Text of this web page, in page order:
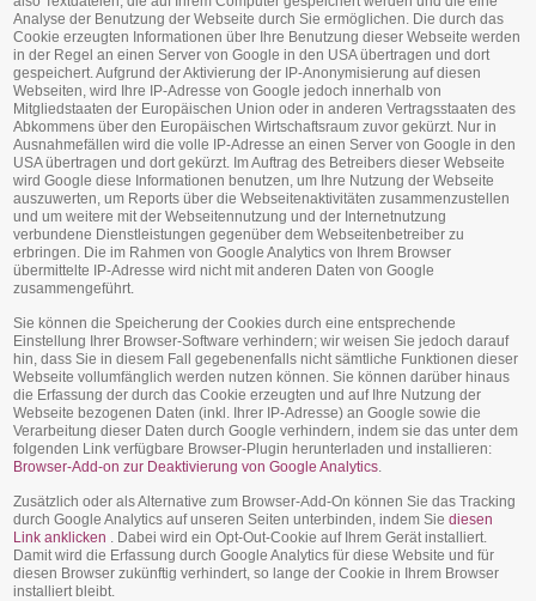
Analyse der Benutzung der Webseite durch Sie ermöglichen. Die durch das
Cookie erzeugten Informationen über Ihre Benutzung dieser Webseite werden
in der Regel an einen Server von Google in den USA übertragen und dort
gespeichert. Aufgrund der Aktivierung der IP-Anonymisierung auf diesen
Webseiten, wird Ihre IP-Adresse von Google jedoch innerhalb von
Mitgliedstaaten der Europäischen Union oder in anderen Vertragsstaaten des
Abkommens über den Europäischen Wirtschaftsraum zuvor gekürzt. Nur in
Ausnahmefällen wird die volle IP-Adresse an einen Server von Google in den
USA übertragen und dort gekürzt. Im Auftrag des Betreibers dieser Webseite
wird Google diese Informationen benutzen, um Ihre Nutzung der Webseite
auszuwerten, um Reports über die Webseitenaktivitäten zusammenzustellen
und um weitere mit der Webseitennutzung und der Internetnutzung
verbundene Dienstleistungen gegenüber dem Webseitenbetreiber zu
erbringen. Die im Rahmen von Google Analytics von Ihrem Browser
übermittelte IP-Adresse wird nicht mit anderen Daten von Google
zusammengeführt.
Sie können die Speicherung der Cookies durch eine entsprechende
Einstellung Ihrer Browser-Software verhindern; wir weisen Sie jedoch darauf
hin, dass Sie in diesem Fall gegebenenfalls nicht sämtliche Funktionen dieser
Webseite vollumfänglich werden nutzen können. Sie können darüber hinaus
die Erfassung der durch das Cookie erzeugten und auf Ihre Nutzung der
Webseite bezogenen Daten (inkl. Ihrer IP-Adresse) an Google sowie die
Verarbeitung dieser Daten durch Google verhindern, indem sie das unter dem
folgenden Link verfügbare Browser-Plugin herunterladen und installieren:
Browser-Add-on zur Deaktivierung von Google Analytics.
Zusätzlich oder als Alternative zum Browser-Add-On können Sie das Tracking
durch Google Analytics auf unseren Seiten unterbinden, indem Siediesen
Link anklicken . Dabei wird ein Opt-Out-Cookie auf Ihrem Gerät installiert.
Damit wird die Erfassung durch Google Analytics für diese Website und für
diesen Browser zukünftig verhindert, so lange der Cookie in Ihrem Browser
installiert bleibt.